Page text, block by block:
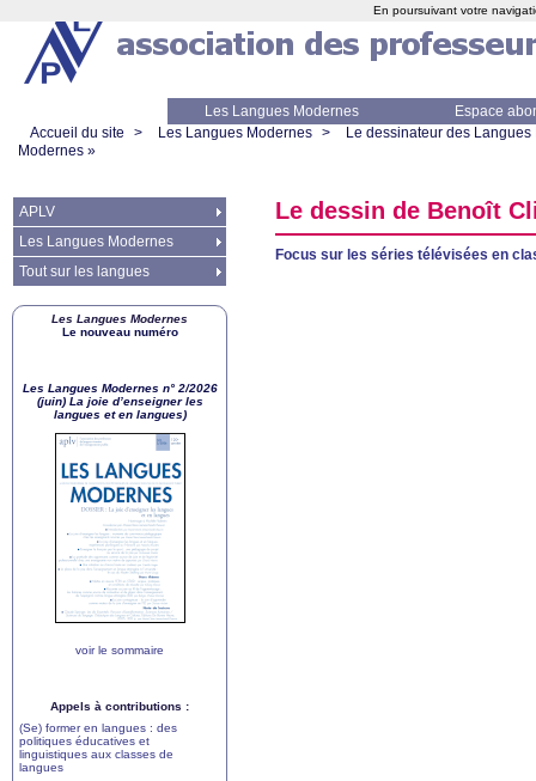
Les Langues Modernes
Espace
Accueil du site
> Les Langues Modernes >
Le dessinateur des Langues
Modernes »
Le dessin de Benoît
Focus sur les séries télévisées en
APLV
Les Langues Modernes
Tout sur les langues
Les Langues Modernes
Le nouveau numéro
Les Langues Modernes n° 2/2026
(juin) La joie d’enseigner les
langues et en langues)
voir le sommaire
Appels à contributions :
(Se) former en langues : des
politiques éducatives et
linguistiques aux classes de
langues
En poursuivant votre